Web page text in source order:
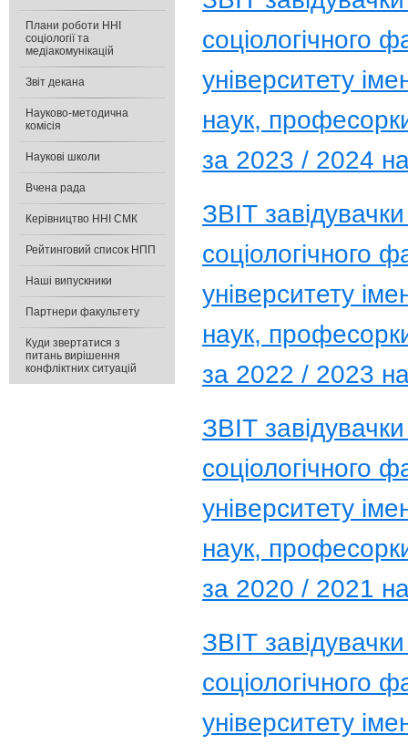
соціологічного
університету
наук,
за 2023 / 2024
ЗВІТ
соціологічного
університету
наук,
за 2022 / 2023
ЗВІТ
соціологічного
університету
наук,
за 2020 / 2021
ЗВІТ
соціологічного
університету
Плани роботи ННІ
соціології та
медіакомунікацій
Звіт декана
Науково-методична
комісія
Наукові школи
Вчена рада
Керівництво ННІ СМК
Рейтинговий список НПП
Наші випускники
Партнери факультету
Куди звертатися з
питань вирішення
конфліктних ситуацій